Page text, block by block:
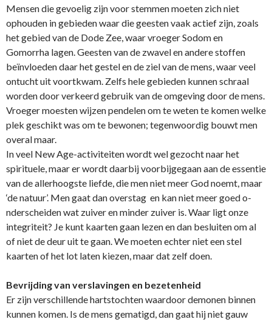
Mensen die gevoelig zijn voor stemmen moeten zich niet
ophouden in gebieden waar die geesten vaak actief zijn, zoals
het gebied van de Dode Zee, waar vroeger Sodom en
Gomorrha lagen. Geesten van de zwavel en andere stoffen
beïnvloeden daar het gestel en de ziel van de mens, waar veel
o­ntucht uit voortkwam. Zelfs hele gebieden kunnen schraal
worden door verkeerd gebruik van de omgeving door de mens.
Vroeger moesten wijzen pendelen om te weten te komen welke
plek geschikt was om te bewonen; tegenwoordig bouwt men
overal maar.
In veel New Age-activiteiten wordt wel gezocht naar het
spirituele, maar er wordt daarbij voorbijgegaan aan de essentie
van de allerhoogste liefde, die men niet meer God noemt, maar
‘de natuur’. Men gaat dan overstag en kan niet meer goed o­
nderscheiden wat zuiver en minder zuiver is. Waar ligt o­nze
integriteit? Je kunt kaarten gaan lezen en dan besluiten om al
of niet de deur uit te gaan. We moeten echter niet een stel
kaarten of het lot laten kiezen, maar dat zelf doen.
Bevrijding van verslavingen en bezetenheid
Er zijn verschillende hartstochten waardoor demonen binnen
kunnen komen. Is de mens gematigd, dan gaat hij niet gauw